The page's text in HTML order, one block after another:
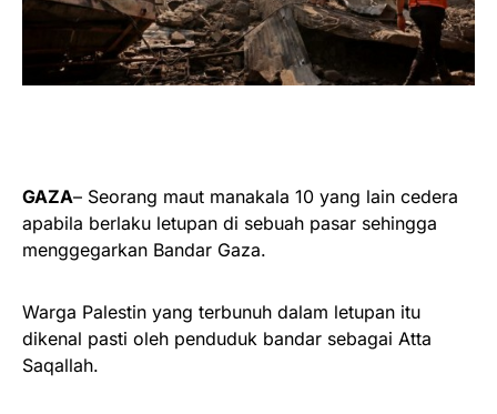
GAZA– Seorang maut manakala 10 yang lain cedera
apabila berlaku letupan di sebuah pasar sehingga
menggegarkan Bandar Gaza.
Warga Palestin yang terbunuh dalam letupan itu
dikenal pasti oleh penduduk bandar sebagai Atta
Saqallah.